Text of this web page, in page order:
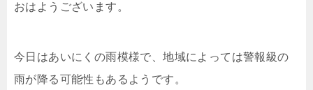
おはようございます。
今日はあいにくの雨模様で、地域によっては警報級の
雨が降る可能性もあるようです。